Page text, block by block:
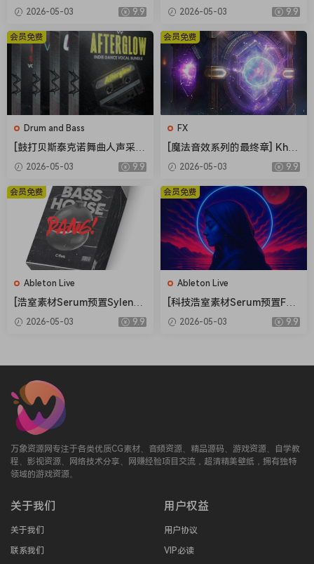
模板FL模板] Shadow Sample
s Bass House Bounce Vol.2
The Complete Bundle [WA
V]（4.12GB）
2026-05-03 9.9
os Talkback Weapons and
War Special Sound Effects
[FLAC]（216MB）
2026-05-03 9.9
Drum and Bass
[鼓打贝斯泰克诺舞曲人声采
样]Weapon Sounds The Eve
rything Vocal Collection [W
AV]（514MB）
2026-05-03 9.9
会员免费
FX
[魔法音效系列的最终章] Khro
n Studio Spells Variations V
2026-05-03 9.9
会员免费
Ableton Live
[浩室素材Serum预置Sylenth
1预置FL模板Ableton模板] O
five Bang House [WAV, MiDi]
2026-05-03 9.9
会员免费
Ableton Live
[科技浩室素材Serum预置FL
模板Ableton模板] AWD Sou
nds Mystical Rituals Vol.1
2026-05-03 9.9
会员免费
万象资源网专注于各类优质CG素材、音频资源、精品源码、游戏资源、自学教
程、影视资源、网络技术分享、网赚经验项目交流，超清精美壁纸，拥有独特
领域的游戏资源。
关于我们
关于我们
联系我们
用户权益
用户协议
VIP必读